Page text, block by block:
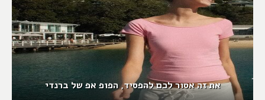
את זה אסור לכם להפסיד, הפופ אפ של ברנדי